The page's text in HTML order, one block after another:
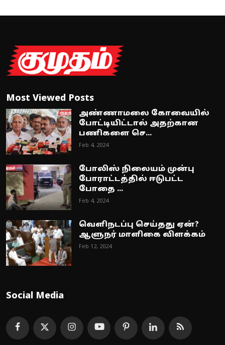
Most Viewed Posts
அண்ணாமலை கோவையில்
போட்டியிட்டால் அதற்கான
பணிகளை செ...
Feb 4, 2024
போலிஸ் நிலையம் முன்பு
போராட்டத்தில் ஈடுபட்ட
போதை ...
Feb 4, 2024
வெளிநடப்பு செய்தது ஏன்?
ஆளுநர் மாளிகை விளக்கம்
Feb 12, 2024
Social Media